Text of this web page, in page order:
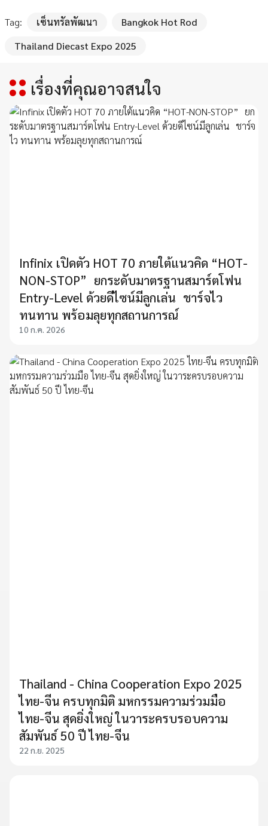
Tag: เซ็นทรัลพัฒนา
Bangkok Hot Rod
Thailand Diecast Expo 2025
เรื่องที่คุณอาจสนใจ
Infinix เปิดตัว HOT 70 ภายใต้แนวคิด “HOT-
NON-STOP” ยกระดับมาตรฐานสมาร์ตโฟน
Entry-Level ด้วยดีไซน์มีลูกเล่น ชาร์จไว
ทนทาน พร้อมลุยทุกสถานการณ์
10 ก.ค. 2026
Thailand - China Cooperation Expo 2025
ไทย-จีน ครบทุกมิติ มหกรรมความร่วมมือ
ไทย-จีน สุดยิ่งใหญ่ ในวาระครบรอบความ
สัมพันธ์ 50 ปี ไทย-จีน
22 ก.ย. 2025